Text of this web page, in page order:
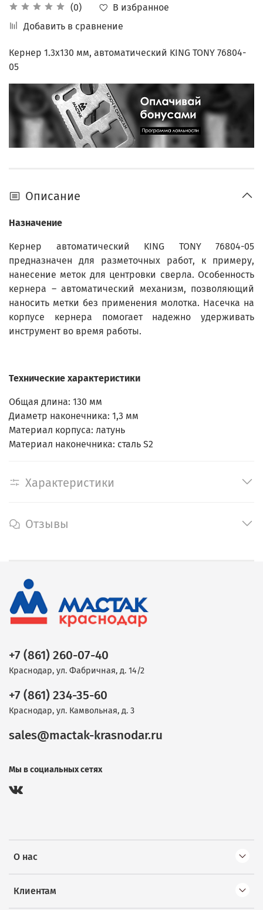
(0)
В избранное
Добавить в сравнение
Кернер 1.3x130 мм, автоматический KING TONY 76804-
05
Описание
Назначение
Кернер автоматический KING TONY 76804-05
предназначен для разметочных работ, к примеру,
нанесение меток для центровки сверла. Особенность
кернера – автоматический механизм, позволяющий
наносить метки без применения молотка. Насечка на
корпусе кернера помогает надежно удерживать
инструмент во время работы.
Технические характеристики
Общая длина: 130 мм
Диаметр наконечника: 1,3 мм
Материал корпуса: латунь
Материал наконечника: сталь S2
Характеристики
Отзывы
О нас
Клиентам
+7 (861) 260-07-40
Краснодар, ул. Фабричная, д. 14/2
+7 (861) 234-35-60
Краснодар, ул. Камвольная, д. 3
sales@mactak-krasnodar.ru
Мы в социальных сетях